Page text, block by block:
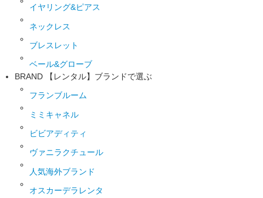
イヤリング&ピアス
ネックレス
ブレスレット
ベール&グローブ
BRAND
【レンタル】ブランドで選ぶ
フランブルーム
ミミキャネル
ビビアディティ
ヴァニラクチュール
人気海外ブランド
オスカーデラレンタ